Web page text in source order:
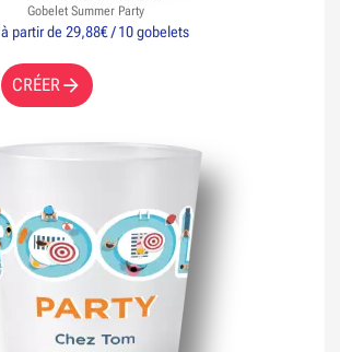
à partir de 29,88€ / 10 gobelets
CRÉER
Gobelet Summer Party